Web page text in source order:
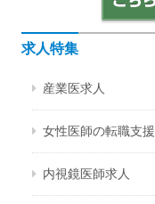
求人特集
産業医求人
女性医師の転職支援
内視鏡医師求人